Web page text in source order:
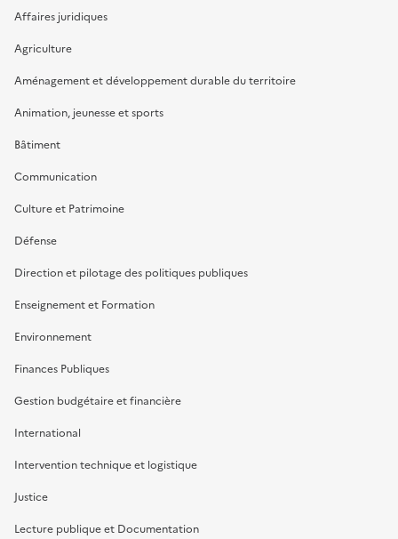
Affaires juridiques
Agriculture
Aménagement et développement durable du territoire
Animation, jeunesse et sports
Bâtiment
Communication
Culture et Patrimoine
Défense
Direction et pilotage des politiques publiques
Enseignement et Formation
Environnement
Finances Publiques
Gestion budgétaire et financière
International
Intervention technique et logistique
Justice
Lecture publique et Documentation